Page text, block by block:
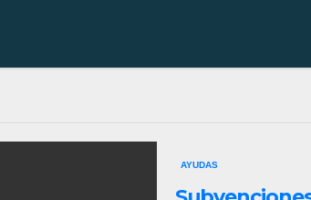
AYUDAS